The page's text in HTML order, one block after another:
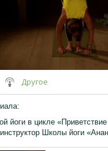
Другое
:
йоги в цикле
Школы йоги